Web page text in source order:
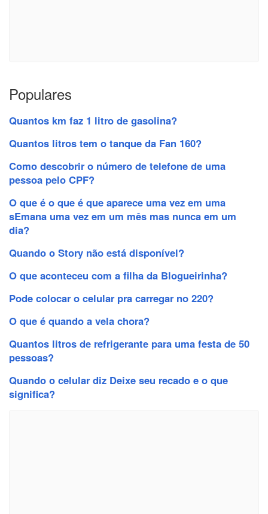
Populares
Quantos km faz 1 litro de gasolina?
Quantos litros tem o tanque da Fan 160?
Como descobrir o número de telefone de uma
pessoa pelo CPF?
O que é o que é que aparece uma vez em uma
sEmana uma vez em um mês mas nunca em um
dia?
Quando o Story não está disponível?
O que aconteceu com a filha da Blogueirinha?
Pode colocar o celular pra carregar no 220?
O que é quando a vela chora?
Quantos litros de refrigerante para uma festa de 50
pessoas?
Quando o celular diz Deixe seu recado e o que
significa?